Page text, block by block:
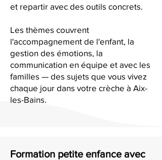
et repartir avec des outils concrets.
Les thèmes couvrent
l'accompagnement de l'enfant, la
gestion des émotions, la
communication en équipe et avec les
familles — des sujets que vous vivez
chaque jour dans votre crèche à Aix-
les-Bains.
Formation petite enfance avec